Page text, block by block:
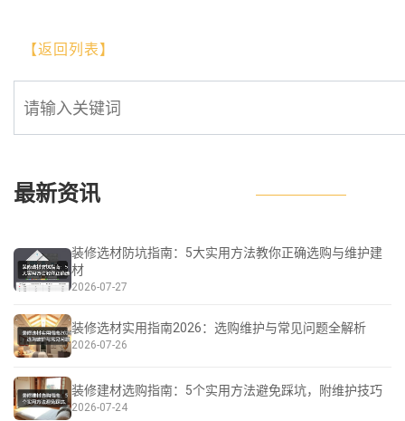
【返回列表】
最新资讯
装修选材防坑指南：5大实用方法教你正确选购与维护建
材
2026-07-27
装修选材实用指南2026：选购维护与常见问题全解析
2026-07-26
装修建材选购指南：5个实用方法避免踩坑，附维护技巧
2026-07-24